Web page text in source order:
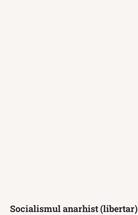
Socialismul anarhist (libertar)